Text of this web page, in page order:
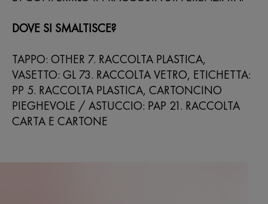
DOVE SI SMALTISCE?
TAPPO: OTHER 7. RACCOLTA PLASTICA,
VASETTO: GL 73. RACCOLTA VETRO, ETICHETTA:
PP 5. RACCOLTA PLASTICA, CARTONCINO
PIEGHEVOLE / ASTUCCIO: PAP 21. RACCOLTA
CARTA E CARTONE